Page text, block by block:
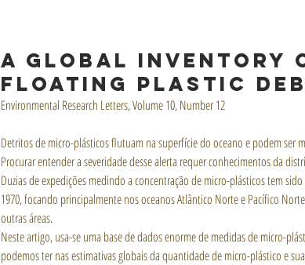
A global inventory
floating plastic
Environmental Research Letters, Volume 10, Number 12
Detritos de micro-plásticos flutuam na superfície do oceano e podem ser
Procurar entender a severidade desse alerta requer conhecimentos da
Duzias de expedições medindo a concentração de micro-plásticos tem
1970, focando principalmente nos oceanos Atlântico Norte e Pacífico
outras áreas.
Neste artigo, usa-se uma base de dados enorme de medidas de micro-
podemos ter nas estimativas globais da quantidade de micro-plástico e